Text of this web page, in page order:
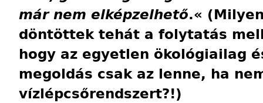
már nem elképzelhető.«
döntöttek tehát a folytatás
hogy az egyetlen ökológiailag
megoldás csak az lenne, ha
vízlépcsőrendszert?!)